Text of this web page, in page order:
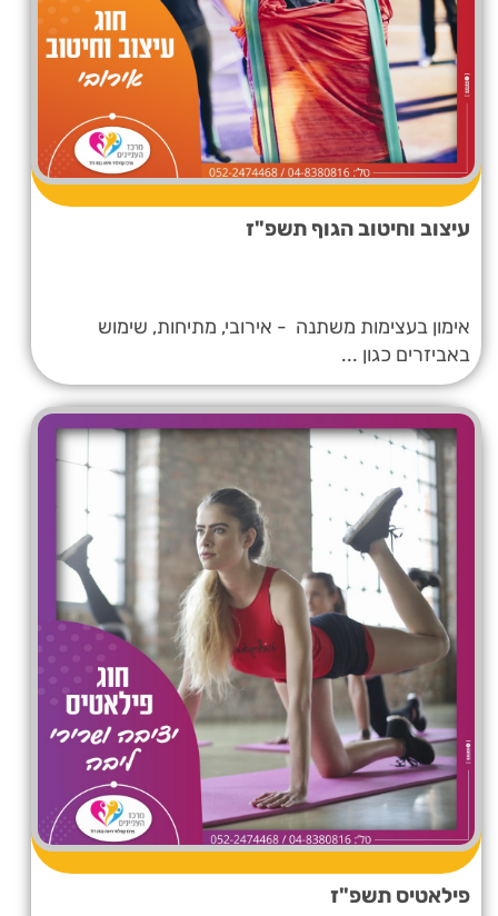
עיצוב וחיטוב הגוף תשפ"ז
אימון בעצימות משתנה - אירובי, מתיחות, שימוש
באביזרים כגון ...
פילאטיס תשפ"ז